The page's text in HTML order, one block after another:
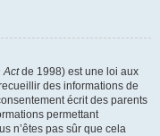
Actde 1998) est une loi aux
des informations de
écrit des parents
permettant
n’êtes pas sûr que cela